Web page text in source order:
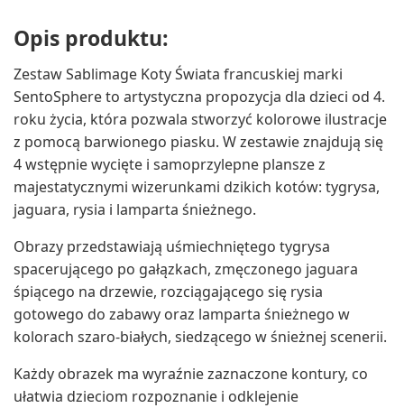
Opis produktu:
Zestaw Sablimage Koty Świata francuskiej marki
SentoSphere to artystyczna propozycja dla dzieci od 4.
roku życia, która pozwala stworzyć kolorowe ilustracje
z pomocą barwionego piasku. W zestawie znajdują się
4 wstępnie wycięte i samoprzylepne plansze z
majestatycznymi wizerunkami dzikich kotów: tygrysa,
jaguara, rysia i lamparta śnieżnego.
Obrazy przedstawiają uśmiechniętego tygrysa
spacerującego po gałązkach, zmęczonego jaguara
śpiącego na drzewie, rozciągającego się rysia
gotowego do zabawy oraz lamparta śnieżnego w
kolorach szaro-białych, siedzącego w śnieżnej scenerii.
Każdy obrazek ma wyraźnie zaznaczone kontury, co
ułatwia dzieciom rozpoznanie i odklejenie